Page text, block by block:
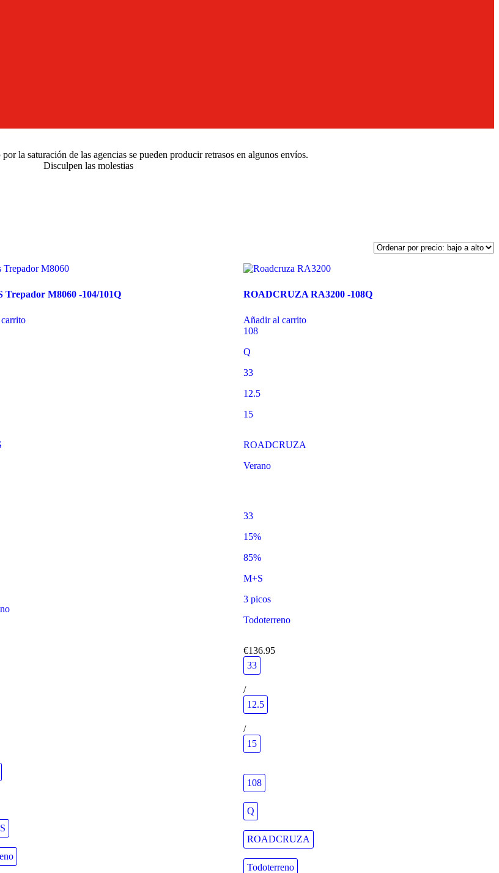
la saturación de las agencias se pueden producir retrasos en algunos envíos.
Disculpen las molestias
M8060 -104/101Q ROADCRUZA RA3200 -108Q
Añadir al carrito
108
Q
33
12.5
15
ROADCRUZA
Verano
33
15%
85%
M+S
3 picos
Todoterreno
€136.95
33
/
12.5
/
15
108
Q
ROADCRUZA
Todoterreno